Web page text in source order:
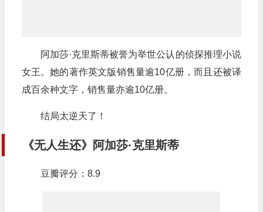
阿加莎·克里斯蒂被誉为举世公认的侦探推理小说
女王。她的著作英文版销售量逾10亿册，而且还被译
成百余种文字，销售量亦逾10亿册。
结局太逆天了！
《无人生还》阿加莎·克里斯蒂
豆瓣评分：8.9